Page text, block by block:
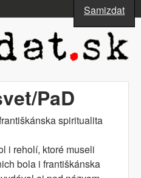
Samizdat
PaD
spiritualita
i reholí, ktoré museli
bola i františkánska